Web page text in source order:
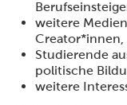
weitere
Studierende
politische
weitere